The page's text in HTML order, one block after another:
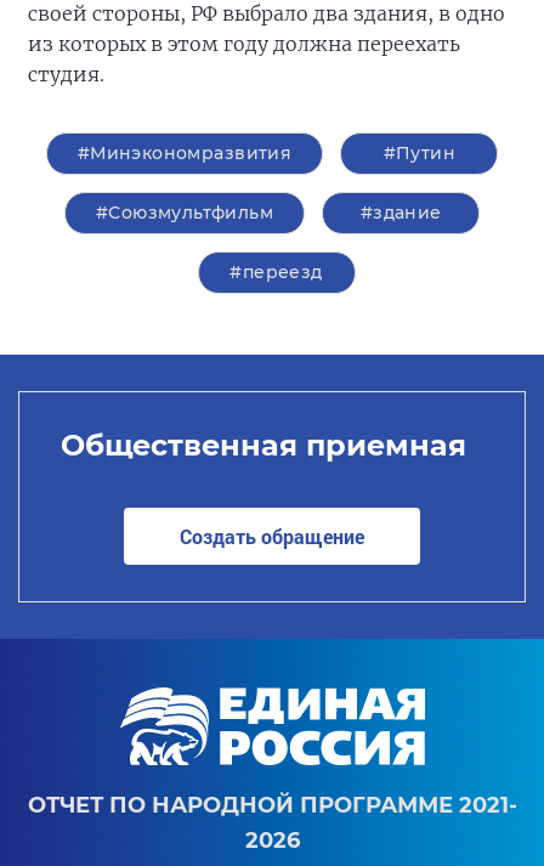
своей стороны, РФ выбрало два здания, в одно
из которых в этом году должна переехать
студия.
#Минэкономразвития #Путин
#Союзмультфильм #здание
#переезд
Общественная приемная
Создать обращение
ОТЧЕТ ПО НАРОДНОЙ ПРОГРАММЕ 2021-
2026